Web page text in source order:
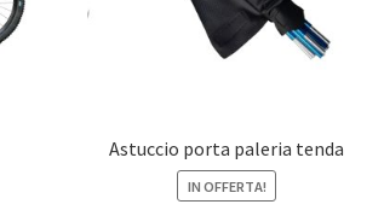
Astuccio porta paleria tenda
IN OFFERTA!